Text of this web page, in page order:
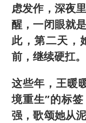
虑发作，深夜
醒，一闭眼就
此，第二天，
前，继续硬扛。
这些年，王暖
境重生”的标
强，歌颂她从